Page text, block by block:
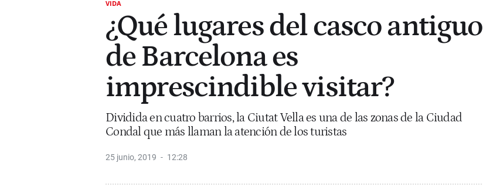
VIDA
¿Qué lugares del casco antiguo
de Barcelona es
imprescindible visitar?
Dividida en cuatro barrios, la Ciutat Vella es una de las zonas de la Ciudad
Condal que más llaman la atención de los turistas
25 junio, 2019 12:28